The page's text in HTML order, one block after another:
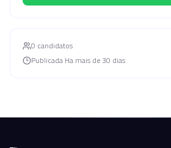
0 candidatos
Publicada Ha mais de 30 dias